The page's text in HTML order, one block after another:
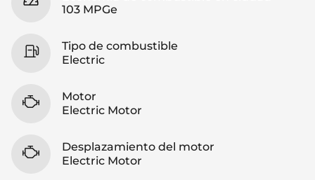
103 MPGe
Tipo de combustible
Electric
Motor
Electric Motor
Desplazamiento del motor
Electric Motor